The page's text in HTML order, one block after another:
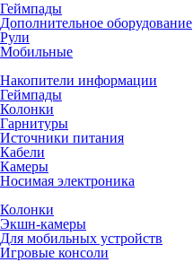
Геймпады
Дополнительное оборудование
Рули
Мобильные
Накопители информации
Геймпады
Колонки
Гарнитуры
Источники питания
Кабели
Камеры
Носимая электроника
Колонки
Экшн-камеры
Для мобильных устройств
Игровые консоли